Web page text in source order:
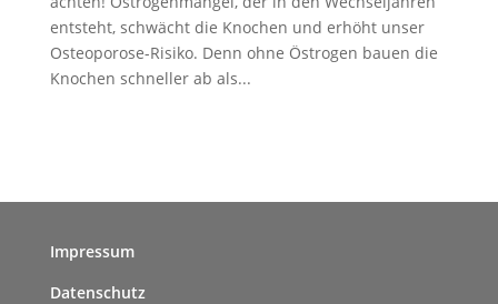
entsteht, schwächt die Knochen und erhöht unser
Osteoporose-Risiko. Denn ohne Östrogen bauen die
Knochen schneller ab als...
Impressum
Datenschutz